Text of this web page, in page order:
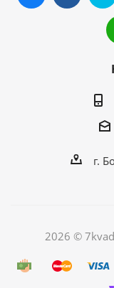
г.
2026 ©